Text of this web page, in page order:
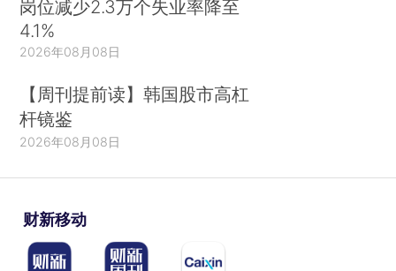
岗位减少2.3万个失业率降至
4.1%
2026年08月08日
【周刊提前读】韩国股市高杠
杆镜鉴
2026年08月08日
财新移动